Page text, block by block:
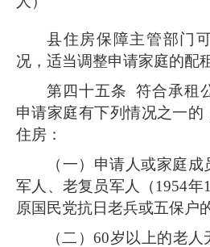
县住房保障主管部门
况，适当调整申请家庭的配
第四十五条 符合承租
申请家庭有下列情况之一
住房：
（一）申请人或家庭
军人、老复员军人（1954年
原国民党抗日老兵或五保户
（二）60岁以上的老